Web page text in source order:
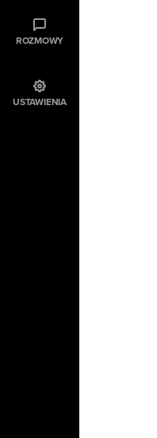
ROZMOWY
USTAWIENIA